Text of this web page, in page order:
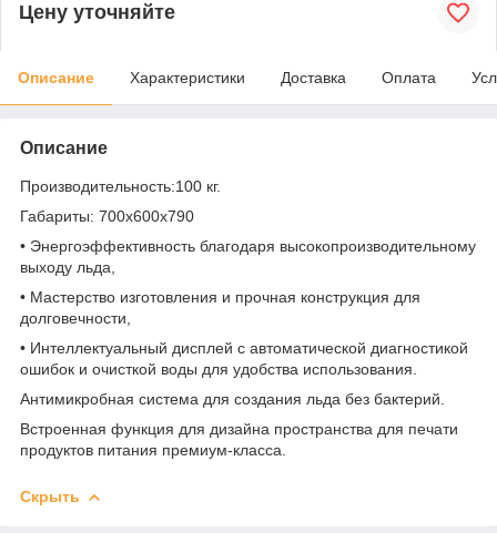
Цену уточняйте
Описание Характеристики Доставка Оплата
Описание
Производительность:100 кг.
Габариты: 700x600x790
• Энергоэффективность благодаря высокопроизводительному
выходу льда,
• Мастерство изготовления и прочная конструкция для
долговечности,
• Интеллектуальный дисплей с автоматической диагностикой
ошибок и очисткой воды для удобства использования.
Антимикробная система для создания льда без бактерий.
Встроенная функция для дизайна пространства для печати
продуктов питания премиум-класса.
Скрыть